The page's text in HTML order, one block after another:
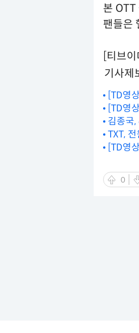
본 OTT
팬들은
[티브
기사
[TD영
[TD영
김종국
TXT,
[TD영
0